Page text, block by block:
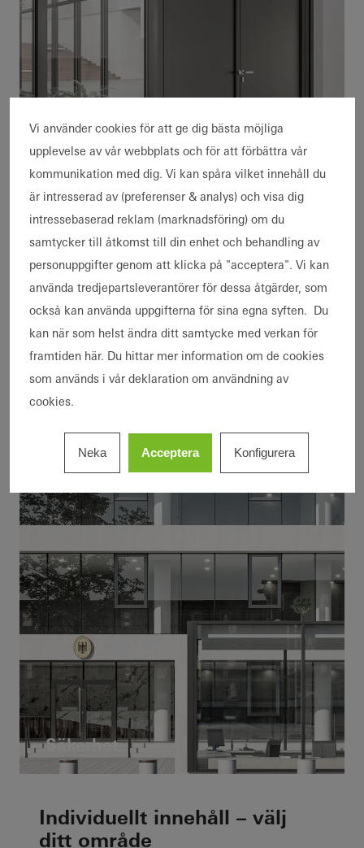
Brand- och rökskydd
Individuellt innehåll – välj
ditt område
Arkitekter
Säkerhet
Individuellt innehåll – välj
ditt område
Vi använder cookies för att ge dig bästa möjliga
upplevelse av vår webbplats och för att förbättra vår
kommunikation med dig. Vi kan spåra vilket innehåll du
är intresserad av (preferenser & analys) och visa dig
intressebaserad reklam (marknadsföring) om du
samtycker till åtkomst till din enhet och behandling av
personuppgifter genom att klicka på "acceptera". Vi kan
använda tredjepartsleverantörer för dessa åtgärder, som
också kan använda uppgifterna för sina egna syften. Du
kan när som helst ändra ditt samtycke med verkan för
framtiden här. Du hittar mer information om de cookies
som används i vår deklaration om användning av
cookies.
Neka Acceptera Konfigurera